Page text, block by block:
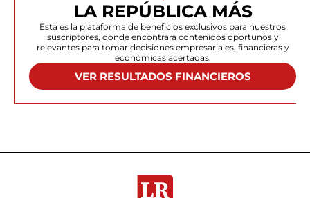
LA REPÚBLICA MÁS
Esta es la plataforma de beneficios exclusivos para nuestros
suscriptores, donde encontrará contenidos oportunos y
relevantes para tomar decisiones empresariales, financieras y
económicas acertadas.
VER RESULTADOS FINANCIEROS